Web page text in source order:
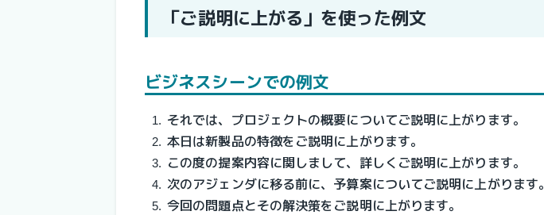
「ご説明に上がる」を使った例文
ビジネスシーンでの例文
それでは、プロジェクトの概要についてご説明に上がります。
本日は新製品の特徴をご説明に上がります。
この度の提案内容に関しまして、詳しくご説明に上がります。
次のアジェンダに移る前に、予算案についてご説明に上がります。
今回の問題点とその解決策をご説明に上がります。